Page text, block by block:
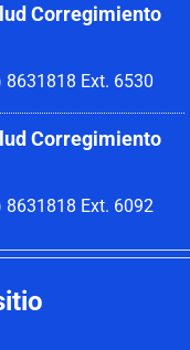
Corregimiento
8631818 Ext. 6530
Corregimiento
8631818 Ext. 6092